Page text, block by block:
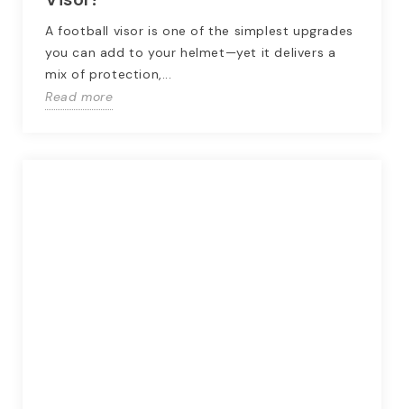
A football visor is one of the simplest upgrades
you can add to your helmet—yet it delivers a
mix of protection,...
Read more